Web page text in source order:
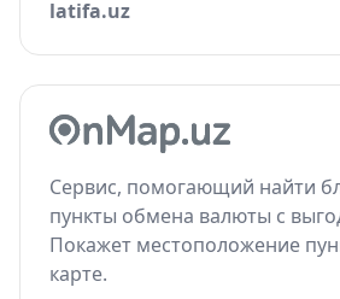
latifa.uz
Сервис, помогающий найти
пункты обмена валюты с
Покажет местоположение
карте.